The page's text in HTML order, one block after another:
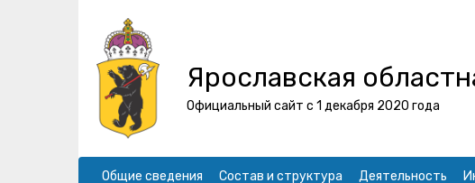
Ярославская
Официальный сайт с 1 декабря 2020 года
Общие сведения Состав и структура Деятельность